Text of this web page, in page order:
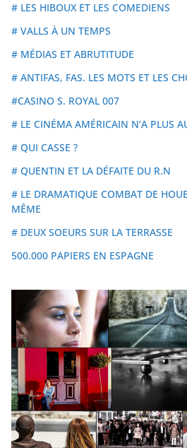
# LES HIBOUX ET LES COMEDIENS
# VALLS À UN TEMPS
# MÉDIAS ET ABRUTITUDE
# ANTIFAS, FAS. LES MOTS ET LES
#CASINO S. ROYAL 007
# LE CINÉMA AMÉRICAIN N’A PLUS
# QUI CASSE ?
# QUENTIN ET LA DÉFAITE DU R.N
# LE DRAMATIQUE COMBAT DE
MÊME
# DEUX SOEURS SUR LA TERRASSE
500.000 PAPIERS EN ESPAGNE